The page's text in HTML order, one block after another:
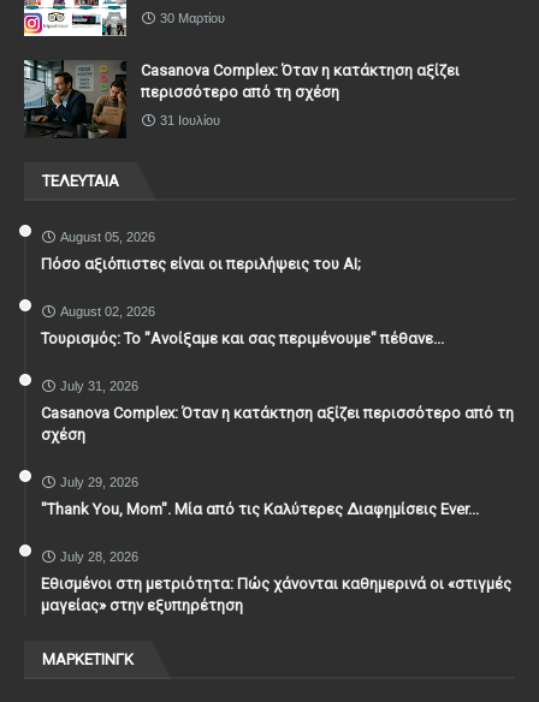
30 Μαρτίου
Casanova Complex: Όταν η κατάκτηση αξίζει
περισσότερο από τη σχέση
31 Ιουλίου
ΤΕΛΕΥΤΑΙΑ
August 05, 2026
Πόσο αξιόπιστες είναι οι περιλήψεις του ΑΙ;
August 02, 2026
Τουρισμός: Το "Ανοίξαμε και σας περιμένουμε" πέθανε...
July 31, 2026
Casanova Complex: Όταν η κατάκτηση αξίζει περισσότερο από τη
σχέση
July 29, 2026
"Thank You, Mοm". Μία από τις Καλύτερες Διαφημίσεις Ever...
July 28, 2026
Εθισμένοι στη μετριότητα: Πώς χάνονται καθημερινά οι «στιγμές
μαγείας» στην εξυπηρέτηση
ΜΑΡΚΕΤΙΝΓΚ